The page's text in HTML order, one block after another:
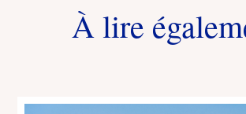
À lire